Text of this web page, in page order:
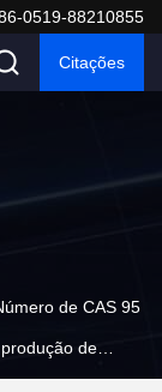
0519-88210855
Citações
de CAS 95
de